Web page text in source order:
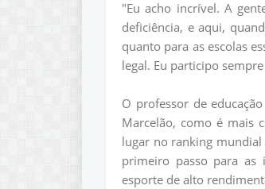
"Eu acho incrível. A
deficiência, e aqui,
quanto para as escolas
legal. Eu participo
O professor de
Marcelão, como é mais
lugar no ranking mundial
primeiro passo para as
esporte de alto